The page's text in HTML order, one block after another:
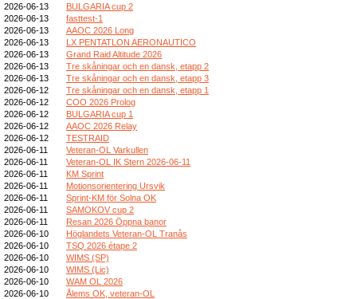
2026-06-13
BULGARIA cup 2
2026-06-13
fasttest-1
2026-06-13
AAOC 2026 Long
2026-06-13
LX PENTATLON AERONAUTICO
2026-06-13
Grand Raid Altitude 2026
2026-06-13
Tre skåningar och en dansk, etapp 2
2026-06-13
Tre skåningar och en dansk, etapp 3
2026-06-12
Tre skåningar och en dansk, etapp 1
2026-06-12
COO 2026 Prolog
2026-06-12
BULGARIA cup 1
2026-06-12
AAOC 2026 Relay
2026-06-12
TESTRAID
2026-06-11
Veteran-OL Varkullen
2026-06-11
Veteran-OL IK Stern 2026-06-11
2026-06-11
KM Sprint
2026-06-11
Motionsorientering Ursvik
2026-06-11
Sprint-KM för Solna OK
2026-06-11
SAMOKOV cup 2
2026-06-11
Resan 2026 Öppna banor
2026-06-10
Höglandets Veteran-OL Tranås
2026-06-10
TSQ 2026 étape 2
2026-06-10
WIMS (SP)
2026-06-10
WIMS (Lic)
2026-06-10
WAM OL 2026
2026-06-10
Ålems OK, veteran-OL